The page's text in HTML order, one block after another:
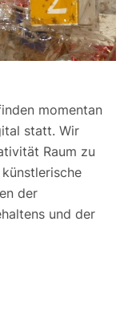
momentan
statt. Wir
Raum zu
der
und der